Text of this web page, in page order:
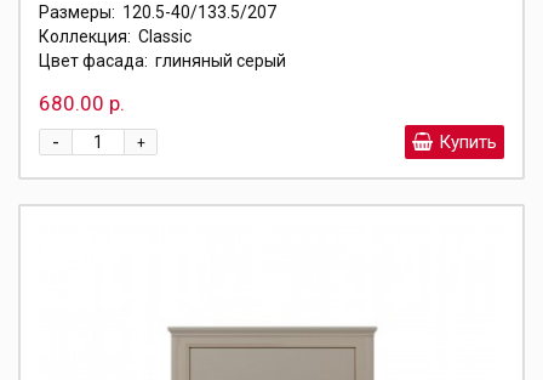
Размеры: 120.5-40/133.5/207
Коллекция: Classic
Цвет фасада: глиняный серый
680.00 р.
+
- Купить